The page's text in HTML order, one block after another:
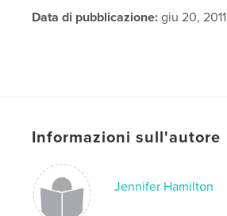
Data di pubblicazione: giu 20, 2011
Informazioni sull'autore
Jennifer Hamilton